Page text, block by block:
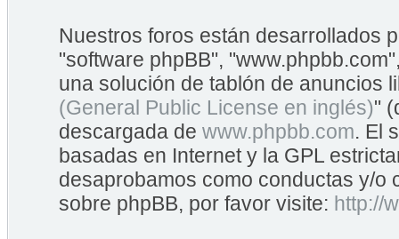
Nuestros foros están desarrollados
"software phpBB",
una solución de tablón de anuncios
(General Public License en inglés)"
descargada de www.phpbb.com. El
basadas en Internet y la GPL
desaprobamos como conductas y/o
sobre phpBB, por favor visite: http://